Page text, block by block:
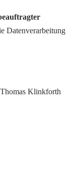
Datenverarbeitung
Klinkforth